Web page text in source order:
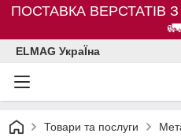
ПОСТАВКА ВЕРСТАТІВ З
🚛
ELMAG УкраЇна
Товари та послуги